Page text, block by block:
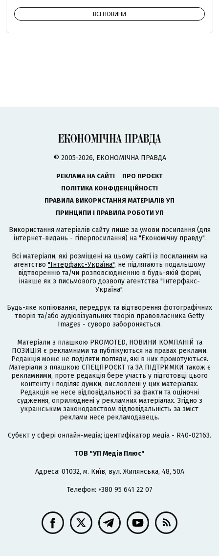
ВСІ НОВИНИ
© 2005-2026, ЕКОНОМІЧНА ПРАВДА
РЕКЛАМА НА САЙТІ
ПРО ПРОЄКТ
ПОЛІТИКА КОНФІДЕНЦІЙНОСТІ
ПРАВИЛА ВИКОРИСТАННЯ МАТЕРІАЛІВ УП
ПРИНЦИПИ І ПРАВИЛА РОБОТИ УП
Використання матеріалів сайту лише за умови посилання (для
інтернет-видань - гіперпосилання) на "Економічну правду".
Всі матеріали, які розміщені на цьому сайті із посиланням на
агентство "Інтерфакс-Україна", не підлягають подальшому
відтворенню та/чи розповсюдженню в будь-якій формі,
інакше як з письмового дозволу агентства "Інтерфакс-
Україна".
Будь-яке копіювання, передрук та відтворення фотографічних
творів та/або аудіовізуальних творів правовласника Getty
Images - суворо забороняється.
Матеріали з плашкою PROMOTED, НОВИНИ КОМПАНІЙ та
ПОЗИЦІЯ є рекламними та публікуються на правах реклами.
Редакція може не поділяти погляди, які в них промотуються.
Матеріали з плашкою СПЕЦПРОЄКТ та ЗА ПІДТРИМКИ також є
рекламними, проте редакція бере участь у підготовці цього
контенту і поділяє думки, висловлені у цих матеріалах.
Редакція не несе відповідальності за факти та оціночні
судження, оприлюднені у рекламних матеріалах. Згідно з
українським законодавством відповідальність за зміст
реклами несе рекламодавець.
Cубєкт у сфері онлайн-медіа; ідентифікатор медіа - R40-02163.
ТОВ "УП Медіа Плюс"
Адреса: 01032, м. Київ, вул. Жилянська, 48, 50А
Телефон: +380 95 641 22 07